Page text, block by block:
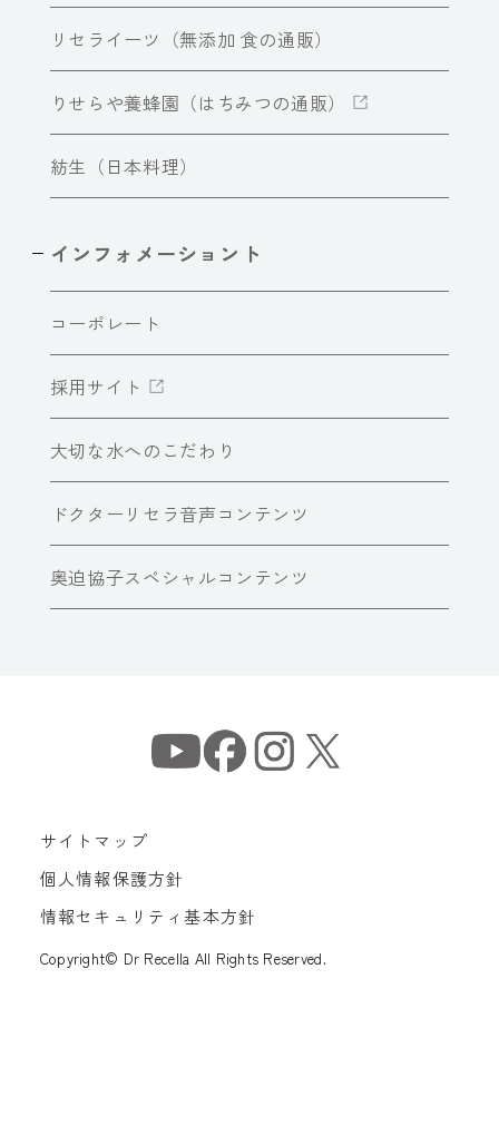
リセライーツ（無添加 食の通販）
りせらや養蜂園（はちみつの通販）
紡生（日本料理）
インフォメーショント
コーポレート
採用サイト
大切な水へのこだわり
ドクターリセラ音声コンテンツ
奥迫協子スペシャルコンテンツ
サイトマップ
個人情報保護方針
情報セキュリティ基本方針
Copyright© Dr Recella All Rights Reserved.